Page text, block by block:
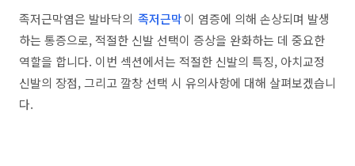
족저근막염은 발바닥의 족저근막이 염증에 의해 손상되며 발생
하는 통증으로, 적절한 신발 선택이 증상을 완화하는 데 중요한
역할을 합니다. 이번 섹션에서는 적절한 신발의 특징, 아치교정
신발의 장점, 그리고 깔창 선택 시 유의사항에 대해 살펴보겠습니
다.